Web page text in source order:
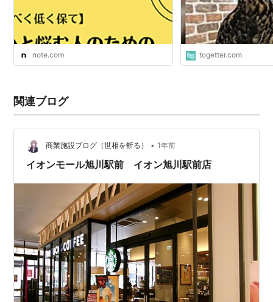
note.com togetter.com
関連ブログ
商業施設ブログ（世相を斬る） • 1年前
イオンモール旭川駅前 イオン旭川駅前店